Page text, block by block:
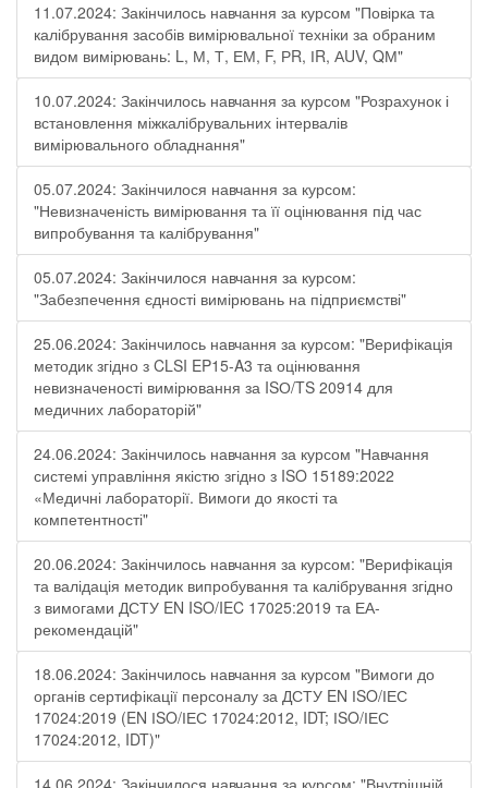
11.07.2024: Закінчилось навчання за курсом "Повірка та
калібрування засобів вимірювальної техніки за обраним
видом вимірювань: L, М, Т, ЕМ, F, РR, ІR, АUV, QМ"
10.07.2024: Закінчилось навчання за курсом "Розрахунок і
встановлення міжкалібрувальних інтервалів
вимірювального обладнання"
05.07.2024: Закінчилося навчання за курсом:
"Невизначеність вимірювання та її оцінювання під час
випробування та калібрування"
05.07.2024: Закінчилося навчання за курсом:
"Забезпечення єдності вимірювань на підприємстві"
25.06.2024: Закінчилось навчання за курсом: "Верифікація
методик згідно з CLSI EP15-A3 та оцінювання
невизначеності вимірювання за ISО/TS 20914 для
медичних лабораторій"
24.06.2024: Закінчилось навчання за курсом "Навчання
системі управління якістю згідно з ISO 15189:2022
«Медичні лабораторії. Вимоги до якості та
компетентності"
20.06.2024: Закінчилось навчання за курсом: "Верифікація
та валідація методик випробування та калібрування згідно
з вимогами ДСТУ EN ISO/IEC 17025:2019 та ЕА-
рекомендацій"
18.06.2024: Закінчилось навчання за курсом "Вимоги до
органів сертифікації персоналу за ДСТУ EN ІSO/ІЕС
17024:2019 (EN ІSO/ІЕС 17024:2012, IDT; ІSO/ІЕС
17024:2012, IDT)"
14.06.2024: Закінчилося навчання за курсом: "Внутрішній